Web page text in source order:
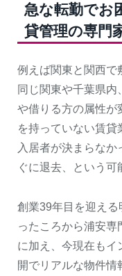
急な転勤でお
貸管理の専門
例えば関東と関西で
同じ関東や千葉県
や借りる方の属性が
を持っていない賃
入居者が決まらな
ぐに退去、という可
創業39年目を迎え
ったころから浦安専
に加え、今現在もイ
開でリアルな物件